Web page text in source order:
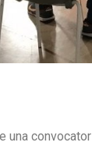
una